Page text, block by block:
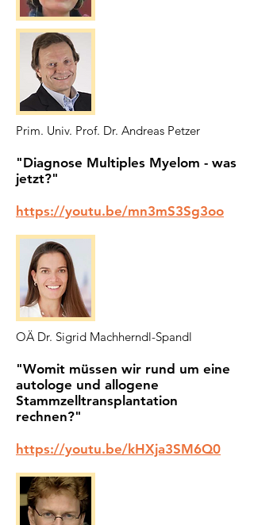
Prim. Univ. Prof. Dr. Andreas Petzer
"Diagnose Multiples Myelom - was
jetzt?"
https://youtu.be/mn3mS3Sg3oo
OÄ Dr. Sigrid Machherndl-Spandl
"Womit müssen wir rund um eine
autologe und allogene
Stammzelltransplantation
rechnen?"
https://youtu.be/kHXja3SM6Q0